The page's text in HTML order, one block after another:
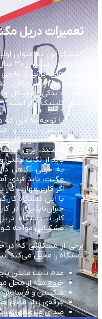
تعمیرات دریل
کلینیک ابزار به عنوان
در
مگنت‌های ایرانی و
است. مشاوره
قطعات یدکی اورجینال
اصلی کلینیک ابزار است.
با توجه به این که
صنعتی است، و
دستگاه سر و کار
هستند، برای
باید از نکات
به خوبی آگاهی
مگنت، باید فردی
اگر کاربر مهارت کار
با این دستگاه کار
جبران‌ناپذیری در
کار با دستگاه
مشکلاتی مواجه
برخی از مشکلاتی که در
دستگاه را مختل می‌کند
عدم ثابت ماندن
خروج مته از محل
شکستن و فرسایش
جرقه‌ی زیاد موتور
صدای غیرعادی